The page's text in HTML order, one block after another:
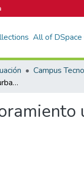
All of DSpace
Plan de mejoramiento urbano para Guatuso de Patarrá